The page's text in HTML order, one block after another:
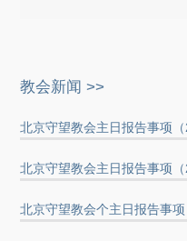
教会新闻 >>
北京守望教会主日报告事项（
北京守望教会主日报告事项（
北京守望教会个主日报告事项